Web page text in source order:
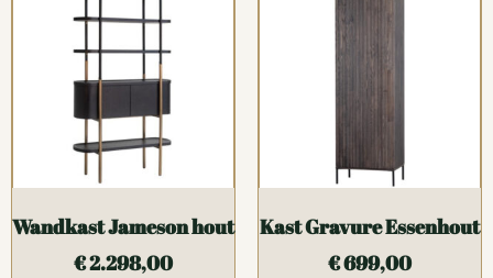
Wandkast Jameson hout
€2.298,00
Kast Gravure Essenhout
€699,00